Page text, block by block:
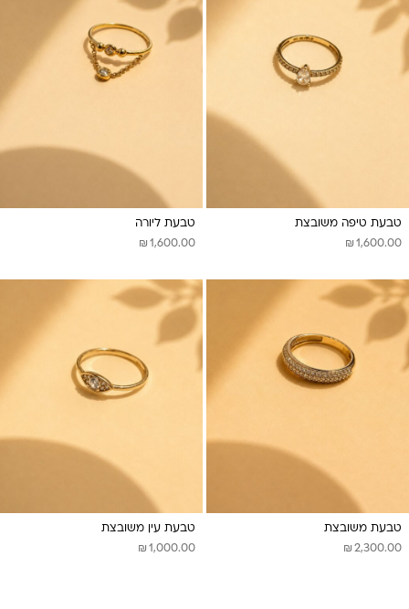
טבעת טיפה משובצת
₪ 1,600.00
טבעת ליורה
₪ 1,600.00
טבעת משובצת
₪ 2,300.00
טבעת עין משובצת
₪ 1,000.00